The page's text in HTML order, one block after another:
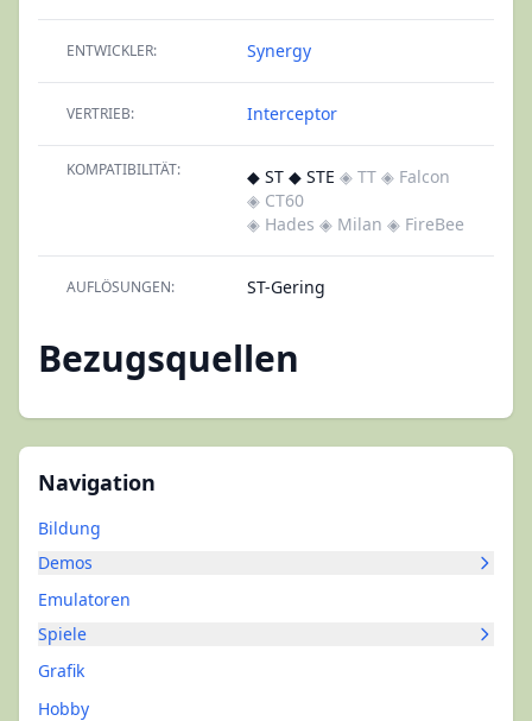
Navigation
Bildung
Demos
Emulatoren
Spiele
Grafik
Hobby
ENTWICKLER: Synergy
VERTRIEB: Interceptor
KOMPATIBILITÄT: ◆ ST ◆ STE ◈ TT ◈ Falcon
◈ CT60
◈ Hades ◈ Milan ◈ FireBee
AUFLÖSUNGEN: ST-Gering
Bezugsquellen